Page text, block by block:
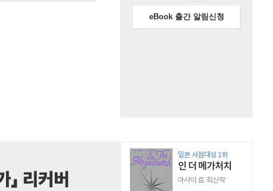
eBook 출간 알림신청